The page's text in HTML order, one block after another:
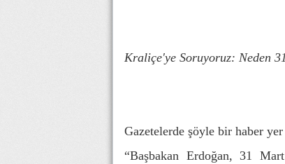
Kraliçe'ye Soruyoruz: Neden
Gazetelerde şöyle bir haber yer
“Başbakan Erdoğan, 31